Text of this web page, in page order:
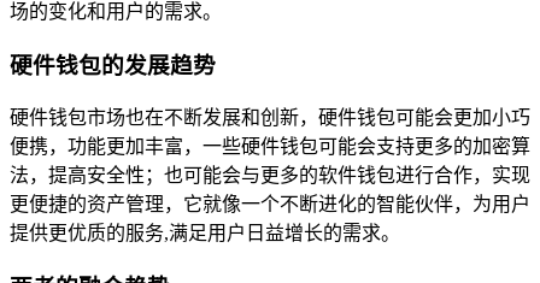
场的变化和用户的需求。
硬件钱包的发展趋势
硬件钱包市场也在不断发展和创新，硬件钱包可能会更加小巧
便携，功能更加丰富，一些硬件钱包可能会支持更多的加密算
法，提高安全性；也可能会与更多的软件钱包进行合作，实现
更便捷的资产管理，它就像一个不断进化的智能伙伴，为用户
提供更优质的服务,满足用户日益增长的需求。